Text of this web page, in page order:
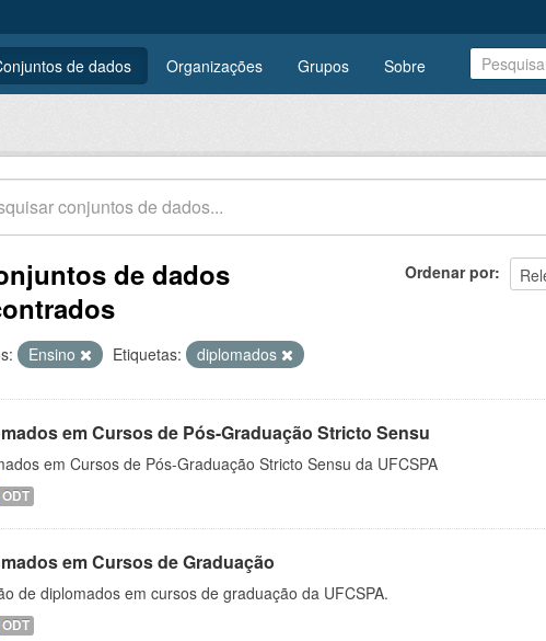
de dados Organizações Grupos Sobre
Ordenar por
de dados
Ensino Etiquetas: diplomados
em Cursos de Pós-Graduação Stricto Sensu
em Cursos de Pós-Graduação Stricto Sensu da UFCSPA
ODT
em Cursos de Graduação
de diplomados em cursos de graduação da UFCSPA.
ODT